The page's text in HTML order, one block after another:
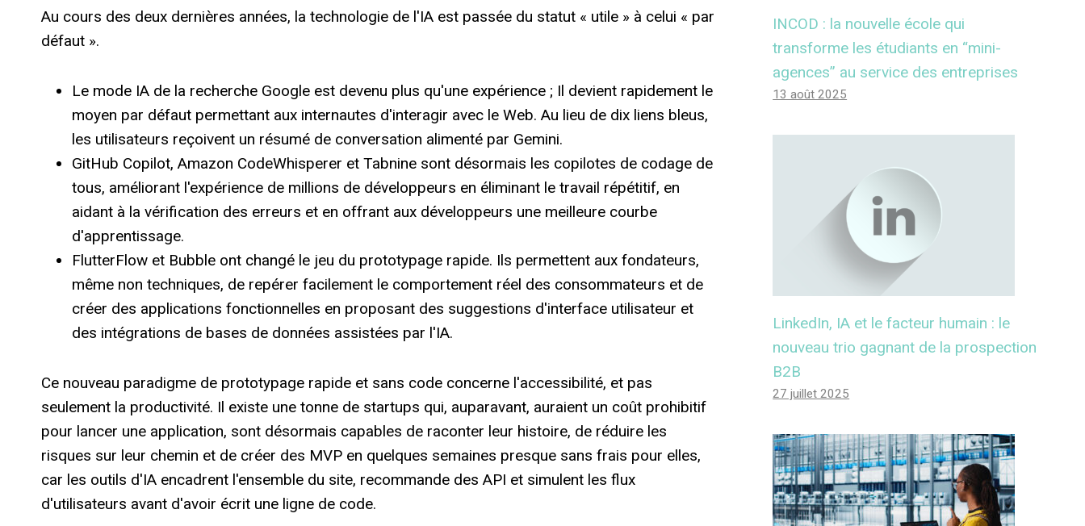
Au cours des deux dernières années, la technologie de l'IA est passée du statut « utile » à celui « par
défaut ».
Le mode IA de la recherche Google est devenu plus qu'une expérience ; Il devient rapidement le
moyen par défaut permettant aux internautes d'interagir avec le Web. Au lieu de dix liens bleus,
les utilisateurs reçoivent un résumé de conversation alimenté par Gemini.
GitHub Copilot, Amazon CodeWhisperer et Tabnine sont désormais les copilotes de codage de
tous, améliorant l'expérience de millions de développeurs en éliminant le travail répétitif, en
aidant à la vérification des erreurs et en offrant aux développeurs une meilleure courbe
d'apprentissage.
FlutterFlow et Bubble ont changé le jeu du prototypage rapide. Ils permettent aux fondateurs,
même non techniques, de repérer facilement le comportement réel des consommateurs et de
créer des applications fonctionnelles en proposant des suggestions d'interface utilisateur et
des intégrations de bases de données assistées par l'IA.
Ce nouveau paradigme de prototypage rapide et sans code concerne l'accessibilité, et pas
seulement la productivité. Il existe une tonne de startups qui, auparavant, auraient un coût prohibitif
pour lancer une application, sont désormais capables de raconter leur histoire, de réduire les
risques sur leur chemin et de créer des MVP en quelques semaines presque sans frais pour elles,
car les outils d'IA encadrent l'ensemble du site, recommande des API et simulent les flux
d'utilisateurs avant d'avoir écrit une ligne de code.
INCOD : la nouvelle école qui
transforme les étudiants en “mini-
agences” au service des entreprises
13 août 2025
LinkedIn, IA et le facteur humain : le
nouveau trio gagnant de la prospection
B2B
27 juillet 2025